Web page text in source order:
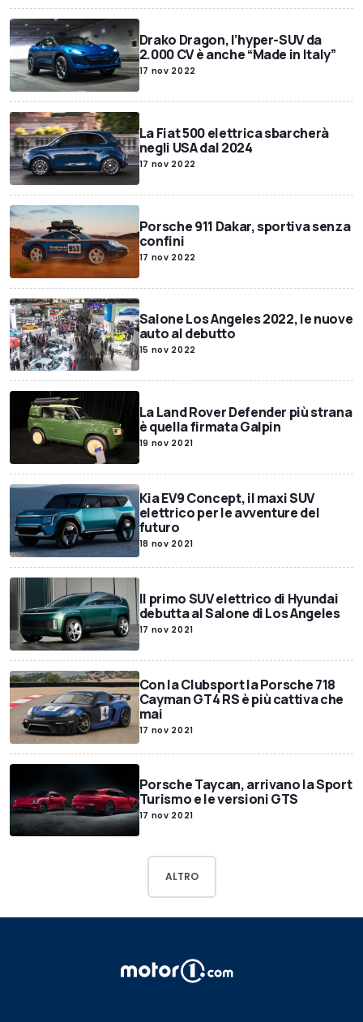
Drako Dragon, l’hyper-SUV da
2.000 CV è anche “Made in Italy”
17 nov 2022
La Fiat 500 elettrica sbarcherà
negli USA dal 2024
17 nov 2022
Porsche 911 Dakar, sportiva senza
confini
17 nov 2022
Salone Los Angeles 2022, le nuove
auto al debutto
15 nov 2022
La Land Rover Defender più strana
è quella firmata Galpin
19 nov 2021
Kia EV9 Concept, il maxi SUV
elettrico per le avventure del
futuro
18 nov 2021
Il primo SUV elettrico di Hyundai
debutta al Salone di Los Angeles
17 nov 2021
Con la Clubsport la Porsche 718
Cayman GT4 RS è più cattiva che
mai
17 nov 2021
Porsche Taycan, arrivano la Sport
Turismo e le versioni GTS
17 nov 2021
ALTRO